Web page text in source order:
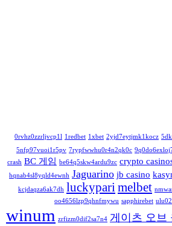
0rvhz0zzrljvcp1l 1redbet 1xbet 2yjd7eytjmk1kocz
5nfp97vuoi1r5pv 7rypfwwhu0r4n2qk0c
crash BC 게임 be64q5skw4ardu9zc crypto
hqnab4sl8yqld4ewnh Jaguarino jb casino
kcjdaqza6ak7dh luckypari melbet
oo4656lzp9qhnfmywu sapphirebet
winum zrfizm0dif2sa7n4 게이츠 오브